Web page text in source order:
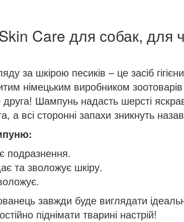
кількість
Care для собак, для
за шкірою песиків – це засіб
німецьким виробником
Шампунь надасть шерсті
а всі сторонні запахи зникнуть
подразнення.
та зволожує шкіру.
завжди буде виглядати
піднімати тварині настрій!